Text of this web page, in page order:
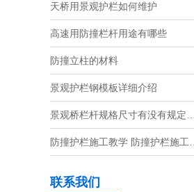
天桥用景观护栏如何维护
高速用防撞栏杆用途有哪些
防撞立柱的材料
景观护栏钢模板详细介绍
景观桥栏杆规格尺寸有没有规定…
防撞护栏施工教学 防撞护栏施工…
联系我们